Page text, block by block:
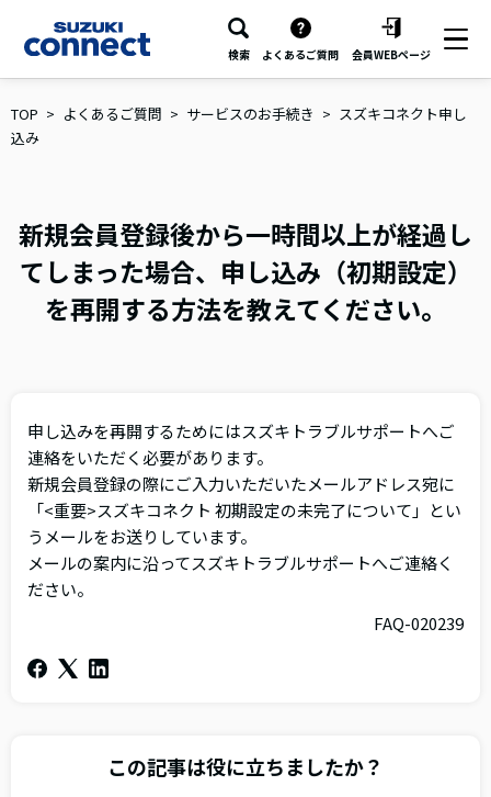
検索 よくあるご質問 会員WEBページ
TOP よくあるご質問 サービスのお手続き
スズキコネクト申し
込み
新規会員登録後から一時間以上が経過し
てしまった場合、申し込み（初期設定）
を再開する方法を教えてください。
申し込みを再開するためにはスズキトラブルサポートへご
連絡をいただく必要があります。
新規会員登録の際にご入力いただいたメールアドレス宛に
「<重要>スズキコネクト 初期設定の未完了について」とい
うメールをお送りしています。
メールの案内に沿ってスズキトラブルサポートへご連絡く
ださい。
FAQ-020239
この記事は役に立ちましたか？